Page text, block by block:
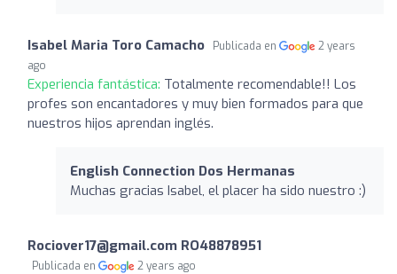
Isabel Maria Toro Camacho Publicada en
2 years
ago
Experiencia fantástica: Totalmente recomendable!! Los
profes son encantadores y muy bien formados para que
nuestros hijos aprendan inglés.
English Connection Dos Hermanas
Muchas gracias Isabel, el placer ha sido nuestro :)
Rociover17@gmail.com RO48878951
Publicada en 2 years ago